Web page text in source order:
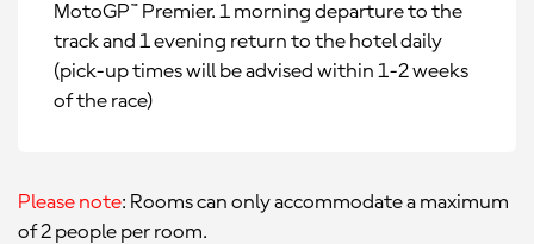
MotoGP™ Premier. 1 morning departure to the
track and 1 evening return to the hotel daily
(pick-up times will be advised within 1-2 weeks
of the race)
Please note: Rooms can only accommodate a maximum
of 2 people per room.